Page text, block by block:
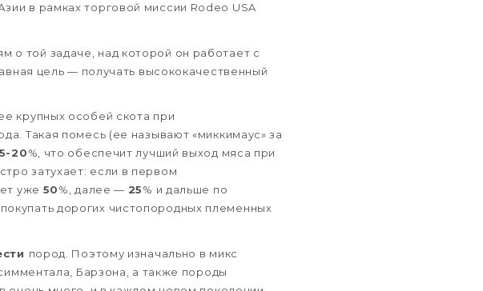
в рамках торговой миссии Rodeo USA
о той задаче, над которой он работает с
цель — получать высококачественный
крупных особей скота при
Такая помесь (ее называют «миккимаус» за
20%, что обеспечит лучший выход мяса при
затухает: если в первом
уже 50%, далее — 25% и дальше по
дорогих чистопородных племенных
пород. Поэтому изначально в микс
Барзона, а также породы